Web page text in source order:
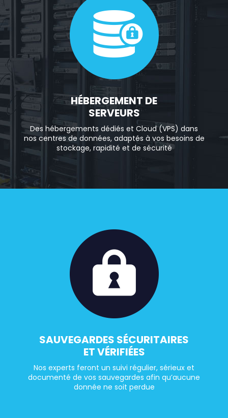
HÉBERGEMENT DE
SERVEURS
Des hébergements dédiés et Cloud (VPS) dans
nos centres de données, adaptés à vos besoins de
stockage, rapidité et de sécurité
SAUVEGARDES SÉCURITAIRES
ET VÉRIFIÉES
Nos experts feront un suivi régulier, sérieux et
documenté de vos sauvegardes afin qu’aucune
donnée ne soit perdue